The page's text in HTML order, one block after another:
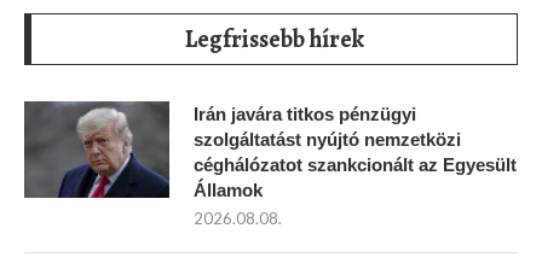
Legfrissebb hírek
Irán javára titkos pénzügyi
szolgáltatást nyújtó nemzetközi
céghálózatot szankcionált az Egyesült
Államok
2026.08.08.